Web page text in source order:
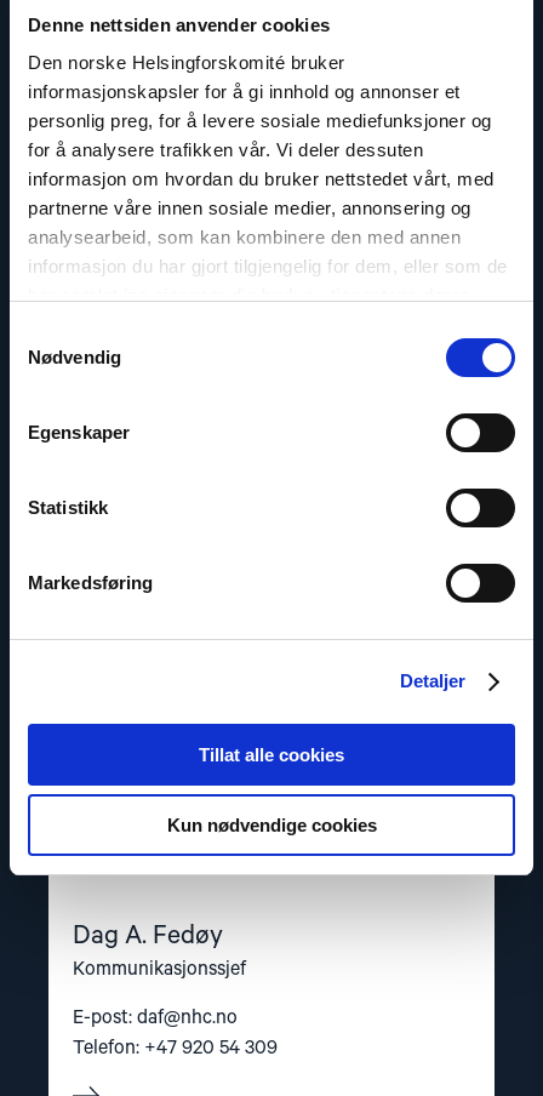
Denne nettsiden anvender cookies
Den norske Helsingforskomité bruker
informasjonskapsler for å gi innhold og annonser et
personlig preg, for å levere sosiale mediefunksjoner og
for å analysere trafikken vår. Vi deler dessuten
informasjon om hvordan du bruker nettstedet vårt, med
partnerne våre innen sosiale medier, annonsering og
analysearbeid, som kan kombinere den med annen
informasjon du har gjort tilgjengelig for dem, eller som de
Nødvendig
Egenskaper
Statistikk
Markedsføring
Detaljer
Tillat alle cookies
Kun nødvendige cookies
Dr. Mine Yildirim
Dag A. Fedøy
Kommunikasjonssjef
E-post: daf@nhc.no
Telefon: +47 920 54 309